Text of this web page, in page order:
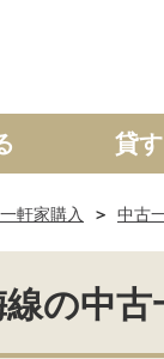
戸建て
貸す
軒家購入 中古
の中古